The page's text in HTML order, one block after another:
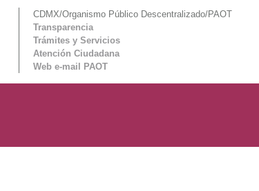
CDMX/Organismo Público Descentralizado/PAOT
Transparencia
Trámites y Servicios
Atención Ciudadana
Web e-mail PAOT